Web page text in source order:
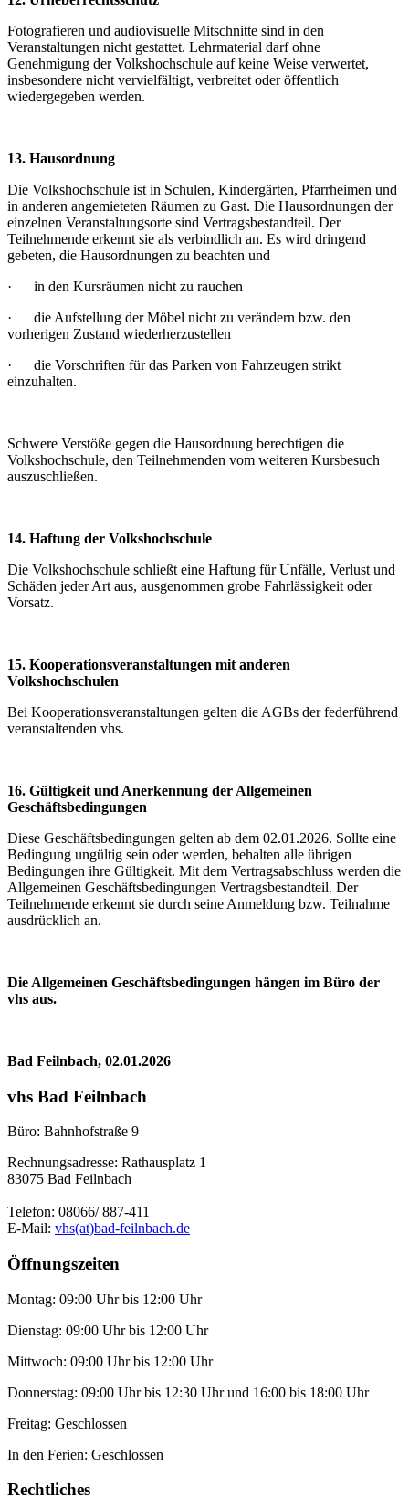
Fotografieren und audiovisuelle Mitschnitte sind in den
Veranstaltungen nicht gestattet. Lehrmaterial darf ohne
Genehmigung der Volkshochschule auf keine Weise verwertet,
insbesondere nicht vervielfältigt, verbreitet oder öffentlich
wiedergegeben werden.
13. Hausordnung
Die Volkshochschule ist in Schulen, Kindergärten, Pfarrheimen und
in anderen angemieteten Räumen zu Gast. Die Hausordnungen der
einzelnen Veranstaltungsorte sind Vertragsbestandteil. Der
Teilnehmende erkennt sie als verbindlich an. Es wird dringend
gebeten, die Hausordnungen zu beachten und
· in den Kursräumen nicht zu rauchen
· die Aufstellung der Möbel nicht zu verändern bzw. den
vorherigen Zustand wiederherzustellen
· die Vorschriften für das Parken von Fahrzeugen strikt
einzuhalten.
Schwere Verstöße gegen die Hausordnung berechtigen die
Volkshochschule, den Teilnehmenden vom weiteren Kursbesuch
auszuschließen.
14. Haftung der Volkshochschule
Die Volkshochschule schließt eine Haftung für Unfälle, Verlust und
Schäden jeder Art aus, ausgenommen grobe Fahrlässigkeit oder
Vorsatz.
15. Kooperationsveranstaltungen mit anderen
Volkshochschulen
Bei Kooperationsveranstaltungen gelten die AGBs der federführend
veranstaltenden vhs.
16. Gültigkeit und Anerkennung der Allgemeinen
Geschäftsbedingungen
Diese Geschäftsbedingungen gelten ab dem 02.01.2026. Sollte eine
Bedingung ungültig sein oder werden, behalten alle übrigen
Bedingungen ihre Gültigkeit. Mit dem Vertragsabschluss werden die
Allgemeinen Geschäftsbedingungen Vertragsbestandteil. Der
Teilnehmende erkennt sie durch seine Anmeldung bzw. Teilnahme
ausdrücklich an.
Die Allgemeinen Geschäftsbedingungen hängen im Büro der
vhs aus.
Bad Feilnbach, 02.01.2026
vhs Bad Feilnbach
Büro: Bahnhofstraße 9
Rechnungsadresse: Rathausplatz 1
83075 Bad Feilnbach
Telefon: 08066/ 887-411
E-Mail: vhs(at)bad-feilnbach.de
Öffnungszeiten
Montag: 09:00 Uhr bis 12:00 Uhr
Dienstag: 09:00 Uhr bis 12:00 Uhr
Mittwoch: 09:00 Uhr bis 12:00 Uhr
Donnerstag: 09:00 Uhr bis 12:30 Uhr und 16:00 bis 18:00 Uhr
Freitag: Geschlossen
In den Ferien: Geschlossen
Rechtliches